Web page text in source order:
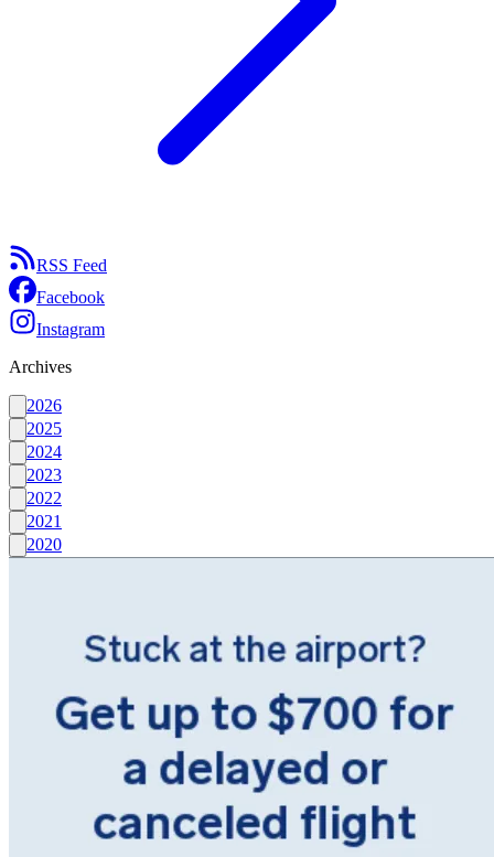
RSS Feed
Facebook
Instagram
Archives
2026
2025
2024
2023
2022
2021
2020